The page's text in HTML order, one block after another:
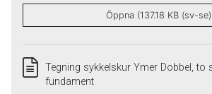
Öppna (137.18 KB (sv-se)
Tegning sykkelskur Ymer Dobbel, to
fundament